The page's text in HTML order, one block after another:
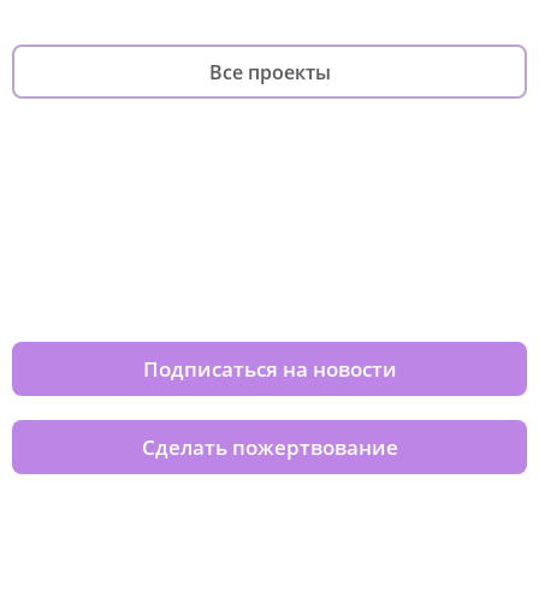
Все проекты
Подписаться на новости
Сделать пожертвование